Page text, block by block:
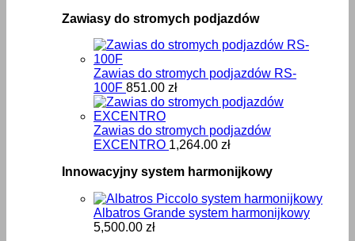
Zawiasy do stromych podjazdów
Zawias do stromych podjazdów RS-
100F 851.00 zł
Zawias do stromych podjazdów
EXCENTRO 1,264.00 zł
Innowacyjny system harmonijkowy
Albatros Grande system harmonijkowy
5,500.00 zł